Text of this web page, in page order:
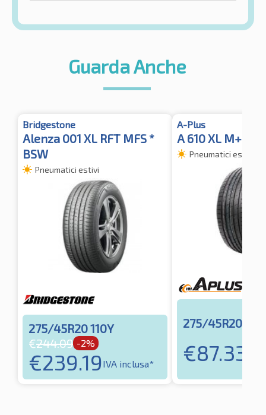
Guarda Anche
Bridgestone
Alenza 001 XL RFT MFS *
BSW
Pneumatici estivi
275/45R20 110Y
€244.09 -2%
€239.19IVA inclusa*
A-Plus
A 610 XL M+S
Pneumatici estivi
275/45R20
€87.33